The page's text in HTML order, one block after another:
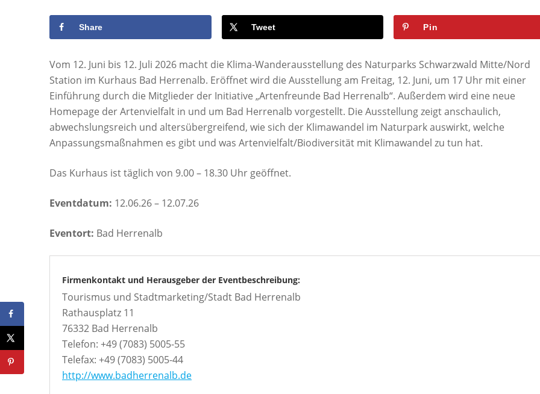
Share Tweet Pin
Vom 12. Juni bis 12. Juli 2026 macht die Klima-Wanderausstellung des Naturparks Schwarzwald Mitte/Nord
Station im Kurhaus Bad Herrenalb. Eröffnet wird die Ausstellung am Freitag, 12. Juni, um 17 Uhr mit einer
Einführung durch die Mitglieder der Initiative „Artenfreunde Bad Herrenalb“. Außerdem wird eine neue
Homepage der Artenvielfalt in und um Bad Herrenalb vorgestellt. Die Ausstellung zeigt anschaulich,
abwechslungsreich und altersübergreifend, wie sich der Klimawandel im Naturpark auswirkt, welche
Anpassungsmaßnahmen es gibt und was Artenvielfalt/Biodiversität mit Klimawandel zu tun hat.
Das Kurhaus ist täglich von 9.00 – 18.30 Uhr geöffnet.
Eventdatum: 12.06.26 – 12.07.26
Eventort: Bad Herrenalb
Firmenkontakt und Herausgeber der Eventbeschreibung:
Tourismus und Stadtmarketing/Stadt Bad Herrenalb
Rathausplatz 11
76332 Bad Herrenalb
Telefon: +49 (7083) 5005-55
Telefax: +49 (7083) 5005-44
http://www.badherrenalb.de